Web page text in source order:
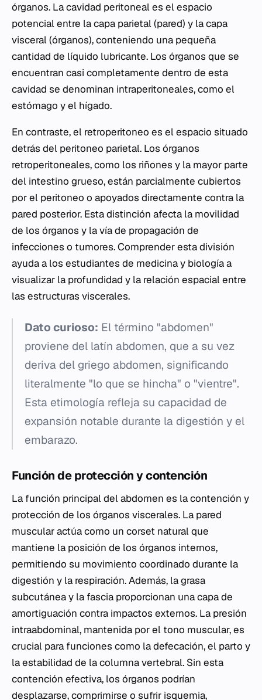
órganos. La cavidad peritoneal es el espacio
potencial entre la capa parietal (pared) y la capa
visceral (órganos), conteniendo una pequeña
cantidad de líquido lubricante. Los órganos que se
encuentran casi completamente dentro de esta
cavidad se denominan intraperitoneales, como el
estómago y el hígado.
En contraste, el retroperitoneo es el espacio situado
detrás del peritoneo parietal. Los órganos
retroperitoneales, como los riñones y la mayor parte
del intestino grueso, están parcialmente cubiertos
por el peritoneo o apoyados directamente contra la
pared posterior. Esta distinción afecta la movilidad
de los órganos y la vía de propagación de
infecciones o tumores. Comprender esta división
ayuda a los estudiantes de medicina y biología a
visualizar la profundidad y la relación espacial entre
las estructuras viscerales.
Dato curioso: El término "abdomen"
proviene del latín abdomen, que a su vez
deriva del griego abdomen, significando
literalmente "lo que se hincha" o "vientre".
Esta etimología refleja su capacidad de
expansión notable durante la digestión y el
embarazo.
Función de protección y contención
La función principal del abdomen es la contención y
protección de los órganos viscerales. La pared
muscular actúa como un corset natural que
mantiene la posición de los órganos internos,
permitiendo su movimiento coordinado durante la
digestión y la respiración. Además, la grasa
subcutánea y la fascia proporcionan una capa de
amortiguación contra impactos externos. La presión
intraabdominal, mantenida por el tono muscular, es
crucial para funciones como la defecación, el parto y
la estabilidad de la columna vertebral. Sin esta
contención efectiva, los órganos podrían
desplazarse, comprimirse o sufrir isquemia,